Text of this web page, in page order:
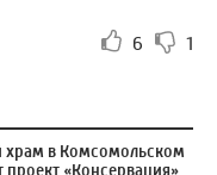
6 1
храм в Комсомольском
«Консервация»